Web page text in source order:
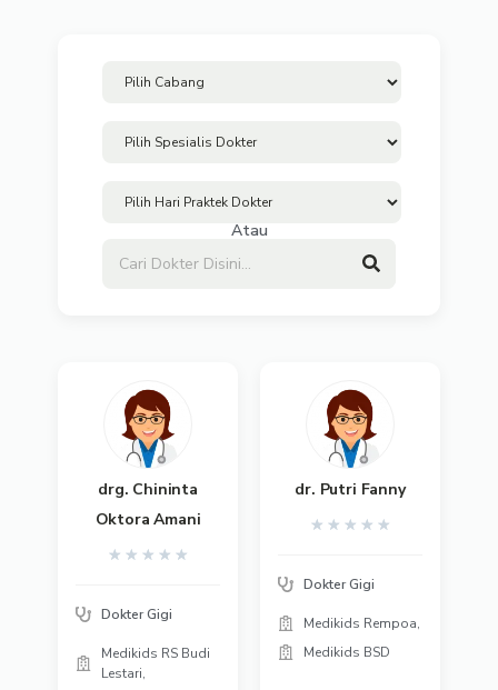
Atau
drg. Chininta
Oktora Amani
★ ★ ★ ★ ★
Dokter Gigi
Medikids RS Budi
Lestari,
dr. Putri Fanny
★ ★ ★ ★ ★
Dokter Gigi
Medikids Rempoa,
Medikids BSD